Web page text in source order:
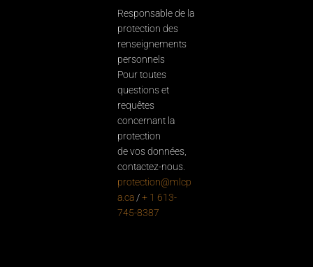
Responsable de la
protection des
renseignements
personnels
Pour toutes
questions et
requêtes
concernant la
protection
de vos données,
contactez-nous.
protection@mlcp
a.ca /+ 1 613-
745-8387